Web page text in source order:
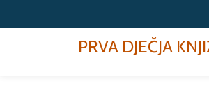
PRVA DJEČJA